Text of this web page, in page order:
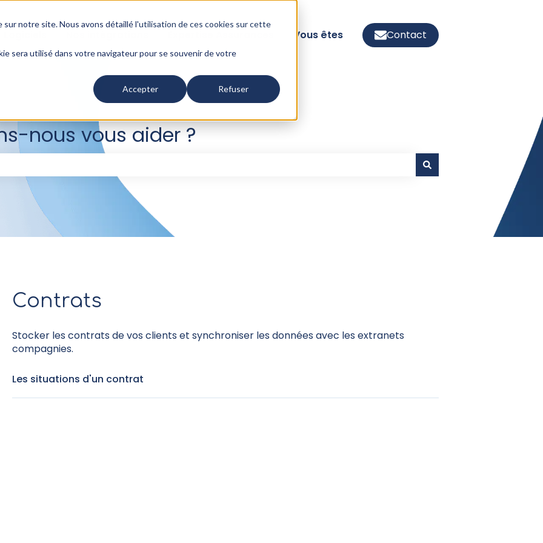
notre site. Nous avons détaillé l'utilisation de ces cookies sur cette
sera utilisé dans votre navigateur pour se souvenir de votre
Accepter Refuser
Vous êtes Contact
nous vous aider ?
de recherche est vide.
Contrats
Stocker les contrats de vos clients et synchroniser les données avec les extranets
compagnies.
Les situations d'un contrat